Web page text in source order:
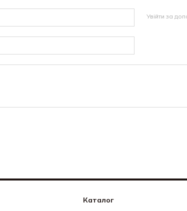
Увійти за
Каталог